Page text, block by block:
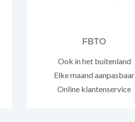
FBTO
Ook in het buitenland
Elke maand aanpasbaar
Online klantenservice